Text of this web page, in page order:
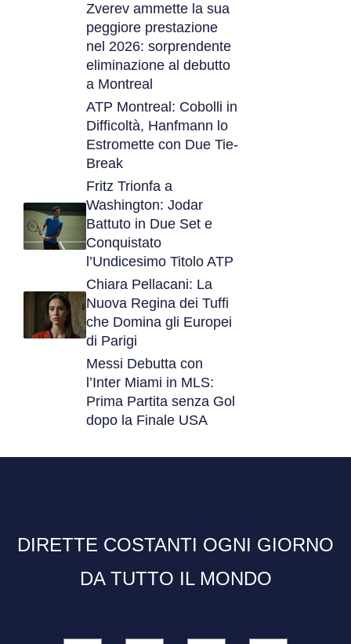
Zverev ammette la sua
peggiore prestazione
nel 2026: sorprendente
eliminazione al debutto
a Montreal
ATP Montreal: Cobolli in
Difficoltà, Hanfmann lo
Estromette con Due Tie-
Break
Fritz Trionfa a
Washington: Jodar
Battuto in Due Set e
Conquistato
l’Undicesimo Titolo ATP
Chiara Pellacani: La
Nuova Regina dei Tuffi
che Domina gli Europei
di Parigi
Messi Debutta con
l’Inter Miami in MLS:
Prima Partita senza Gol
dopo la Finale USA
DIRETTE COSTANTI OGNI GIORNO
DA TUTTO IL MONDO